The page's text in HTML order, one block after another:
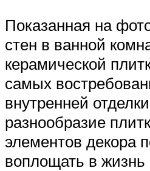
Показанная на
стен в ванной
керамической
самых
внутренней
разнообразие
элементов декора
воплощать в